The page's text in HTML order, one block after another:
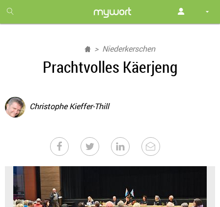
month
free
Niederkerschen
Prachtvolles Käerjeng
Christophe Kieffer-Thill